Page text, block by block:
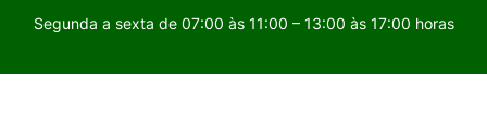
Segunda a sexta de 07:00 às 11:00 – 13:00 às 17:00 horas